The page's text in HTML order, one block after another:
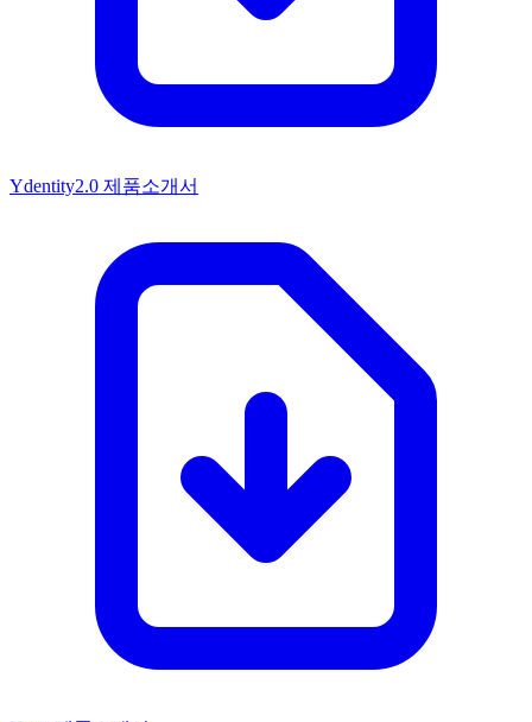
Ydentity2.0 제품소개서